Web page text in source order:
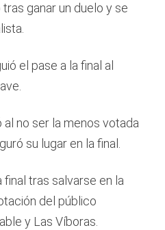
ganar un duelo y se
el pase a la final al
al no ser la menos votada
su lugar en la final.
final tras salvarse en la
del público
y Las Víboras.